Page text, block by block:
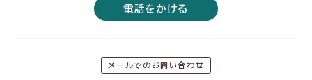
電話をかける
メールでのお問い合わせ